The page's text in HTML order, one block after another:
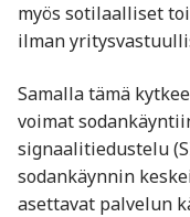
myös sotilaalliset
ilman
Samalla tämä
voimat
signaalitiedustelu
sodankäynnin
asettavat palvelun